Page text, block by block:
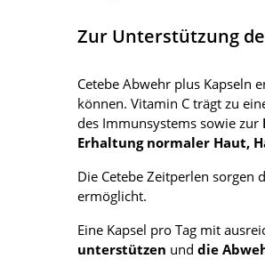
Zur Unterstützung
Cetebe Abwehr plus Kapseln
können. Vitamin C trägt zu
des Immunsystems sowie zur
Erhaltung normaler Haut,
Die Cetebe Zeitperlen sorgen
ermöglicht.
Eine Kapsel pro Tag mit
unterstützen und die